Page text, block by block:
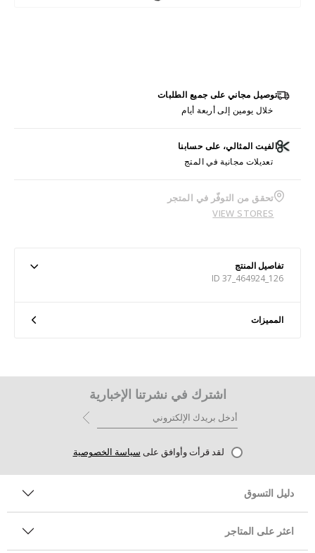
توصيل مجاني على جميع الطلبات
خلال يومين إلى أربعة أيام
الفيت المثالي، على حسابنا
تعديلات مجانية في المتج
تحقق من التوفّر في المتجر
VIEW STORES
تفاصيل المنتج
ID 37_464924_126
المميزات
اشترك في نشرتنا الإخبارية
لقد قرأت وأوافق على سياسة الخصوصية
دليل التسوق
اعثر على المتاجر